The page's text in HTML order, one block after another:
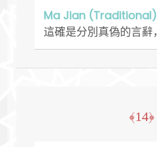
Ma Jian (Traditional)
這確是分別真偽的言辭，
﴿14﴾